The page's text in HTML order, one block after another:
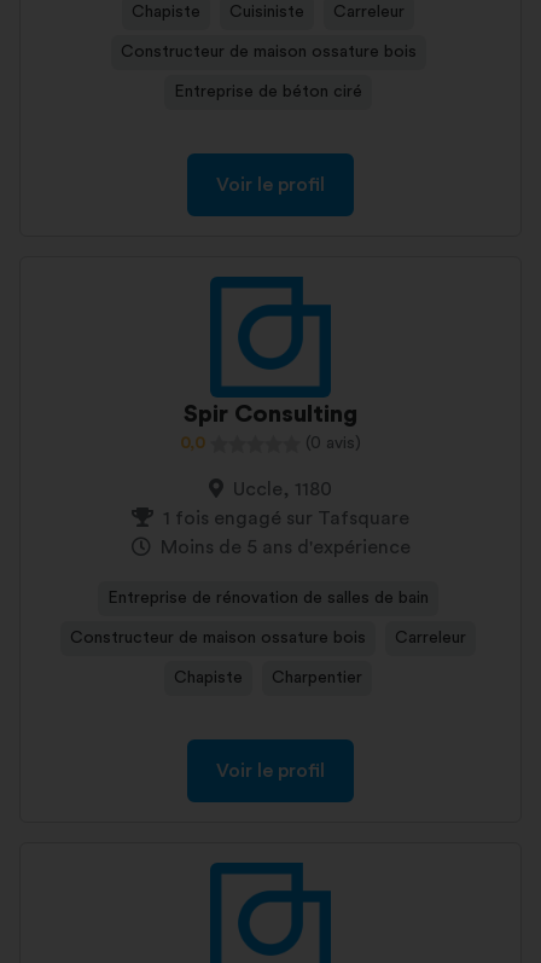
Chapiste Cuisiniste Carreleur
Constructeur de maison ossature bois
Entreprise de béton ciré
Voir le profil
Spir Consulting
0,0 (0 avis)
Uccle, 1180
1 fois engagé sur Tafsquare
Moins de 5 ans d'expérience
Entreprise de rénovation de salles de bain
Constructeur de maison ossature bois Carreleur
Chapiste Charpentier
Voir le profil